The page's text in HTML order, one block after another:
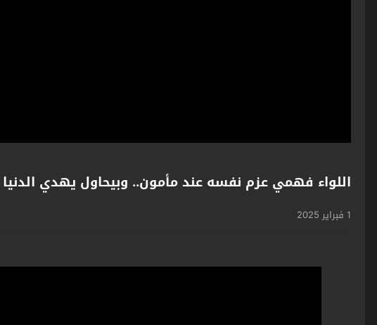
اللواء فهمي عزم نفسه عند مأمون.. وبيحاول يهدي
1 فبراير 2025